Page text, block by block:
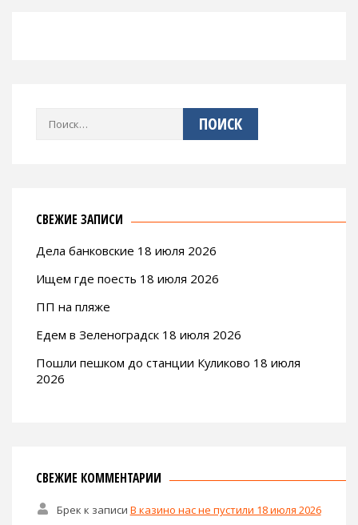
Найти:
СВЕЖИЕ ЗАПИСИ
Дела банковские 18 июля 2026
Ищем где поесть 18 июля 2026
ПП на пляже
Едем в Зеленоградск 18 июля 2026
Пошли пешком до станции Куликово 18 июля
2026
СВЕЖИЕ КОММЕНТАРИИ
Брек к записи В казино нас не пустили 18 июля 2026